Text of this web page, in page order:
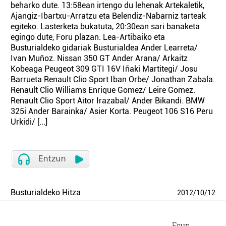
beharko dute. 13:58ean irtengo du lehenak Artekaletik,
Ajangiz-Ibartxu-Arratzu eta Belendiz-Nabarniz tarteak
egiteko. Lasterketa bukatuta, 20:30ean sari banaketa
egingo dute, Foru plazan. Lea-Artibaiko eta
Busturialdeko gidariak Busturialdea Ander Learreta/
Ivan Muñoz. Nissan 350 GT Ander Arana/ Arkaitz
Kobeaga Peugeot 309 GTI 16V Iñaki Martitegi/ Josu
Barrueta Renault Clio Sport Iban Orbe/ Jonathan Zabala.
Renault Clio Williams Enrique Gomez/ Leire Gomez.
Renault Clio Sport Aitor Irazabal/ Ander Bikandi. BMW
325i Ander Barainka/ Asier Korta. Peugeot 106 S16 Peru
Urkidi/ [...]
Busturialdeko Hitza 2012/10/12